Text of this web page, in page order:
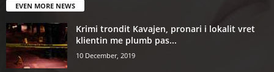
EVEN MORE NEWS
Krimi trondit Kavajen, pronari i lokalit vret
klientin me plumb pas...
10 December, 2019